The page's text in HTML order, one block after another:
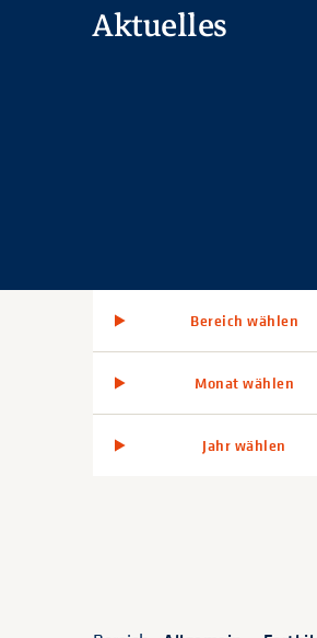
Aktuelles
Bereich wählen
Monat wählen
Jahr wählen